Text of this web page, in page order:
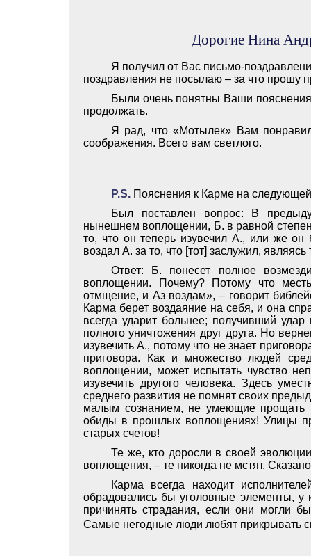
Дорогие Нина
Я получил от Вас письмо-
поздравления не посылаю – за что прошу
Были очень понятны Ваши
продолжать.
Я рад, что «Мотылек» Вам
соображения. Всего вам светлого.
Р.S. Пояснения к Карме на
Был поставлен вопрос: В
нынешнем воплощении, Б. в равной
то, что он теперь изувечил А., или же он
воздал А. за то, что [тот] заслужил,
Ответ: Б. понесет полное
воплощении. Почему? Потому что
отмщение, и Аз воздам», – говорит
Карма берет воздаяние на себя, и она
всегда ударит больнее; получивший
полного уничтожения друг друга. Но
изувечить А., потому что не знает
приговора. Как и множество людей
воплощении, может испытать чувство
изувечить другого человека. Здесь
среднего развития не помнят своих
малым сознанием, не умеющие
обиды в прошлых воплощениях! Улицы
старых счетов!
Те же, кто доросли в своей
воплощения, – те никогда не мстят.
Карма всегда находит
обрадовались бы уголовные элементы, у
причинять страдания, если они могли
Самые негодные люди любят прикрывать